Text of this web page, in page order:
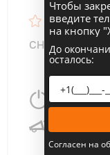
4,7 47
CHiQ CSH-
3510 Вт
Чтобы
введите
на кнопку
До
осталось:
Согласен на